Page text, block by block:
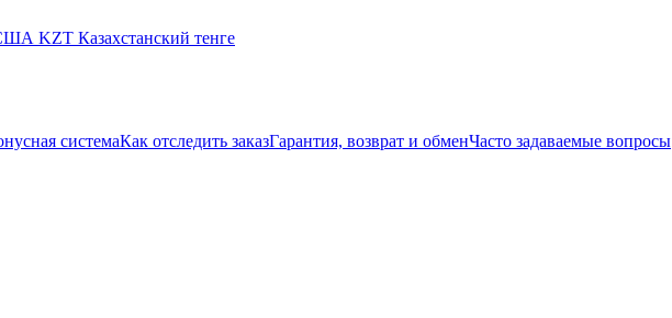
KZT Казахстанский тенге
системаКак отследить заказГарантия, возврат и обменЧасто задаваемые вопросы